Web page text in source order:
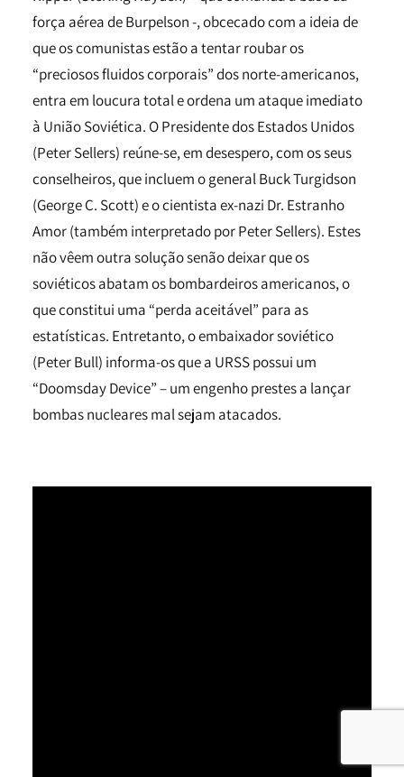
força aérea de Burpelson -, obcecado com a ideia de
que os comunistas estão a tentar roubar os
“preciosos fluidos corporais” dos norte-americanos,
entra em loucura total e ordena um ataque imediato
à União Soviética. O Presidente dos Estados Unidos
(Peter Sellers) reúne-se, em desespero, com os seus
conselheiros, que incluem o general Buck Turgidson
(George C. Scott) e o cientista ex-nazi Dr. Estranho
Amor (também interpretado por Peter Sellers). Estes
não vêem outra solução senão deixar que os
soviéticos abatam os bombardeiros americanos, o
que constitui uma “perda aceitável” para as
estatísticas. Entretanto, o embaixador soviético
(Peter Bull) informa-os que a URSS possui um
“Doomsday Device” – um engenho prestes a lançar
bombas nucleares mal sejam atacados.